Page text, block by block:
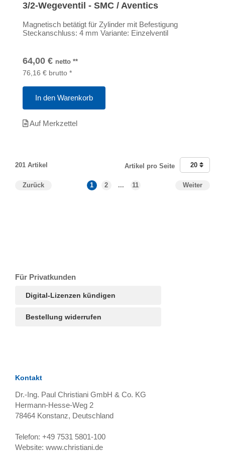
Für Privatkunden
Digital-Lizenzen kündigen
Bestellung widerrufen
3/2-Wegeventil - SMC / Aventics
Magnetisch betätigt für Zylinder mit Befestigung
Steckanschluss: 4 mm Variante: Einzelventil
64,00 € netto **
76,16 € brutto *
In den Warenkorb
Auf Merkzettel
201 Artikel
Zurück 1 2 ... 11 Weiter
Artikel pro Seite 20
Kontakt
Dr.-Ing. Paul Christiani GmbH & Co. KG
Hermann-Hesse-Weg 2
78464 Konstanz, Deutschland
Telefon: +49 7531 5801-100
Website: www.christiani.de